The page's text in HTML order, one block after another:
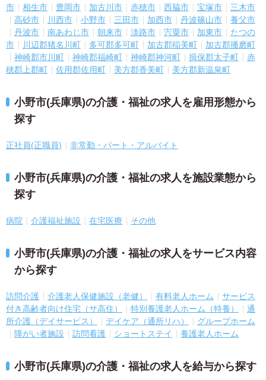
市
相生市 豊岡市 加古川市 赤穂市 西脇市 宝塚市
三木市
高砂市
川西市 小野市 三田市 加西市 丹波篠山市
養父市
丹波市
南あわじ市 朝来市 淡路市 宍粟市 加東市
たつの
市
川辺郡猪名川町 多可郡多可町 加古郡稲美町
加古郡播磨町
神崎郡市川町
神崎郡福崎町 神崎郡神河町 揖保郡太子町
赤
穂郡上郡町
佐用郡佐用町 美方郡香美町 美方郡新温泉町
小野市(兵庫県)の介護・福祉の求人を雇用形態から
探す
正社員(正職員) 非常勤・パート・アルバイト
小野市(兵庫県)の介護・福祉の求人を施設業態から
探す
病院 介護福祉施設 在宅医療 その他
小野市(兵庫県)の介護・福祉の求人をサービス内容
から探す
訪問介護 介護老人保健施設（老健） 有料老人ホーム
サービス
付き高齢者向け住宅（サ高住）
特別養護老人ホーム（特養）
通
所介護（デイサービス）
デイケア（通所リハ）
グループホーム
障がい者施設
訪問看護 ショートステイ 養護老人ホーム
小野市(兵庫県)の介護・福祉の求人を給与から探す